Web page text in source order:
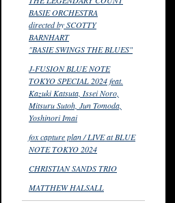
BASIE ORCHESTRA
directed by SCOTTY
BARNHART
"BASIE SWINGS THE BLUES"
J-FUSION BLUE NOTE
TOKYO SPECIAL 2024 feat.
Kazuki Katsuta, Issei Noro,
Mitsuru Sutoh, Jun Tomoda,
Yoshinori Imai
fox capture plan / LIVE at BLUE
NOTE TOKYO 2024
CHRISTIAN SANDS TRIO
MATTHEW HALSALL